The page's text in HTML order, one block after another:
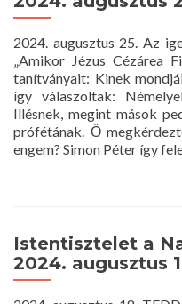
1.
10
2024. augusztus 25. Az
„Amikor Jézus Cézárea
tanítványait: Kinek
így válaszoltak:
Illésnek, megint mások
prófétának. Ő
engem? Simon Péter így
Istentisztelet a
2024. augusztus